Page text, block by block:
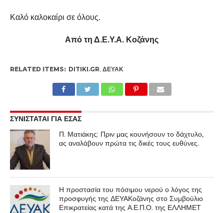
Καλό καλοκαίρι σε όλους.
Από τη Δ.Ε.Υ.Α. Κοζάνης
RELATED ITEMS: DITIKI.GR, ΔΕΥΑΚ
ΣΥΝΙΣΤΑΤΑΙ ΓΙΑ ΕΣΑΣ
Π. Ματιάκης: Πριν μας κουνήσουν το δάχτυλο,
ας αναλάβουν πρώτα τις δικές τους ευθύνες.
Η προστασία του πόσιμου νερού ο λόγος της
προσφυγής της ΔΕΥΑΚοζάνης στο Συμβούλιο
Επικρατείας κατά της Α.Ε.Π.Ο. της ΕΛΛΗΜΕΤ